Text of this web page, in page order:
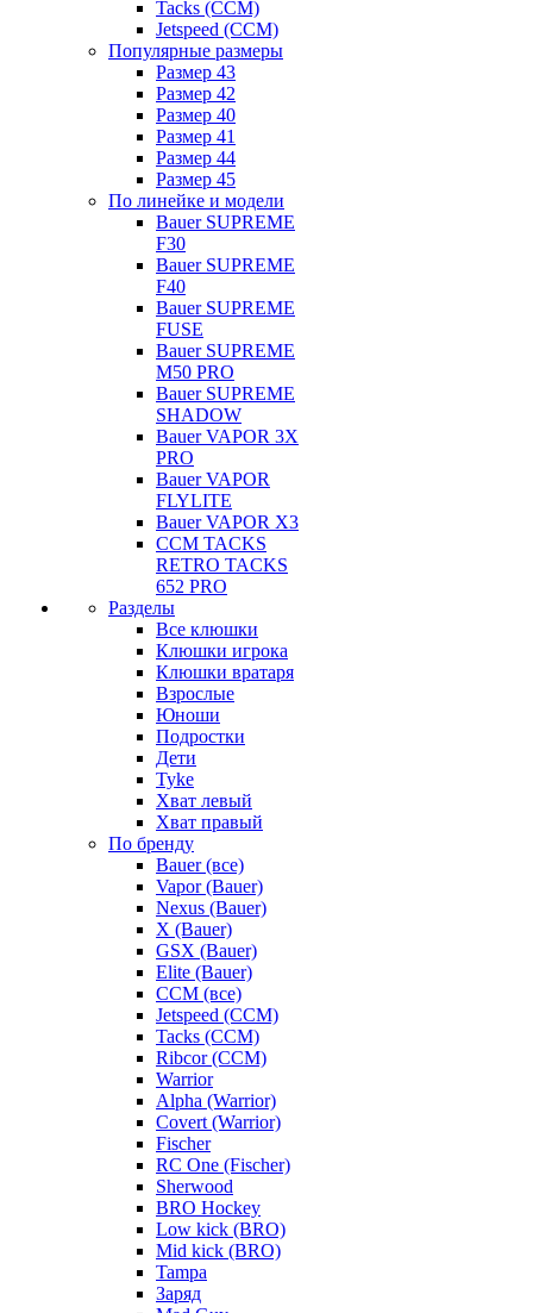
Tacks (CCM)
Jetspeed (CCM)
Популярные размеры
Размер 43
Размер 42
Размер 40
Размер 41
Размер 44
Размер 45
По линейке и модели
Bauer SUPREME
F30
Bauer SUPREME
F40
Bauer SUPREME
FUSE
Bauer SUPREME
M50 PRO
Bauer SUPREME
SHADOW
Bauer VAPOR 3X
PRO
Bauer VAPOR
FLYLITE
Bauer VAPOR X3
CCM TACKS
RETRO TACKS
652 PRO
Разделы
Все клюшки
Клюшки игрока
Клюшки вратаря
Взрослые
Юноши
Подростки
Дети
Tyke
Хват левый
Хват правый
По бренду
Bauer (все)
Vapor (Bauer)
Nexus (Bauer)
X (Bauer)
GSX (Bauer)
Elite (Bauer)
CCM (все)
Jetspeed (CCM)
Tacks (CCM)
Ribcor (CCM)
Warrior
Alpha (Warrior)
Covert (Warrior)
Fischer
RC One (Fischer)
Sherwood
BRO Hockey
Low kick (BRO)
Mid kick (BRO)
Tampa
Заряд